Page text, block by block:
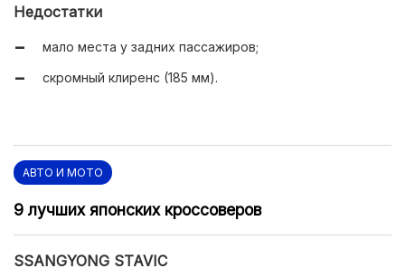
Недостатки
мало места у задних пассажиров;
скромный клиренс (185 мм).
АВТО И МОТО
9 лучших японских кроссоверов
SSANGYONG STAVIC